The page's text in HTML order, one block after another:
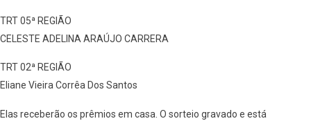
TRT 05ª REGIÃO
CELESTE ADELINA ARAÚJO CARRERA
TRT 02ª REGIÃO
Eliane Vieira Corrêa Dos Santos
Elas receberão os prêmios em casa. O sorteio gravado e está